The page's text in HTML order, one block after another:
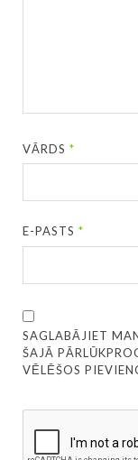
VĀRDS*
E-PASTS*
SAGLABĀJIET
ŠAJĀ
VĒLĒŠOS